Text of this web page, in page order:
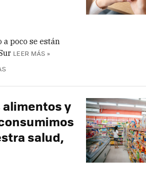
poco se están
LEER MÁS »
y
salud,